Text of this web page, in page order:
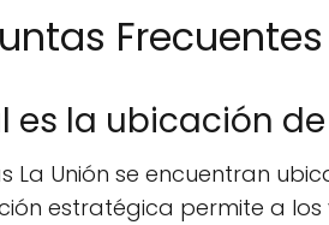
Frecuentes
es la ubicación
La Unión se encuentran
estratégica permite a